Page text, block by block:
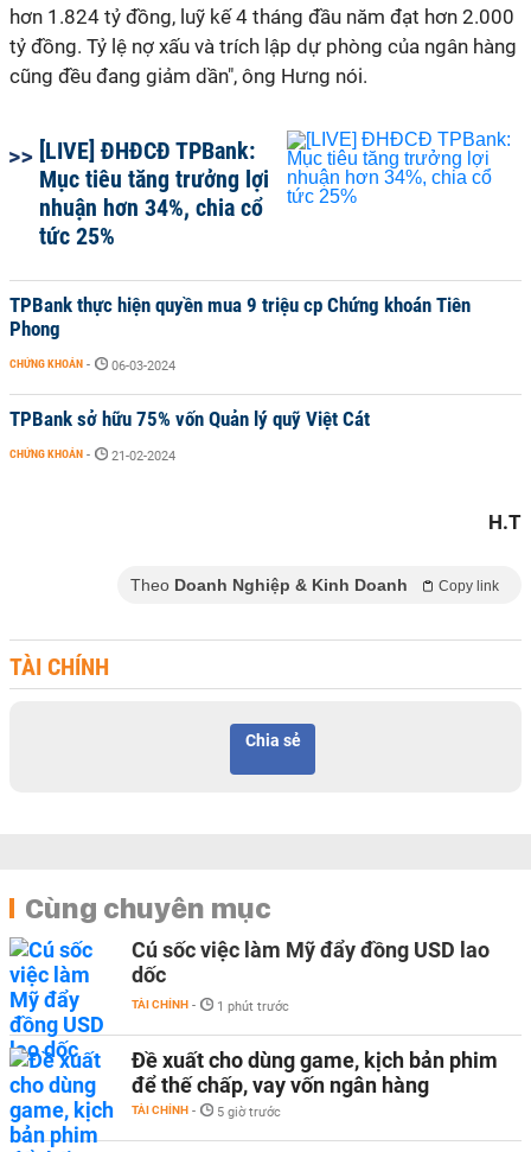
hơn 1.824 tỷ đồng, luỹ kế 4 tháng đầu năm đạt hơn 2.000
tỷ đồng. Tỷ lệ nợ xấu và trích lập dự phòng của ngân hàng
cũng đều đang giảm dần", ông Hưng nói.
[LIVE] ĐHĐCĐ TPBank:
Mục tiêu tăng trưởng lợi
nhuận hơn 34%, chia cổ
tức 25%
TPBank thực hiện quyền mua 9 triệu cp Chứng khoán Tiên
Phong
CHỨNG KHOÁN - 06-03-2024
TPBank sở hữu 75% vốn Quản lý quỹ Việt Cát
CHỨNG KHOÁN - 21-02-2024
H.T
Theo Doanh Nghiệp & Kinh Doanh Copy link
TÀI CHÍNH
Chia sẻ
Cùng chuyên mục
Cú sốc việc làm Mỹ đẩy đồng USD lao
dốc
TÀI CHÍNH - 1 phút trước
Đề xuất cho dùng game, kịch bản phim
để thế chấp, vay vốn ngân hàng
TÀI CHÍNH - 5 giờ trước